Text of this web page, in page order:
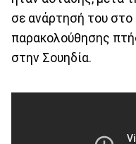
σε ανάρτησή του
παρακολούθησης
στην Σουηδία.